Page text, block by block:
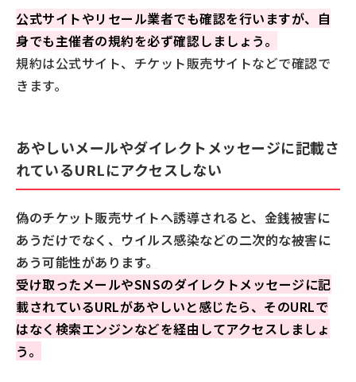
公式サイトやリセール業者でも確認を行いますが、自
身でも主催者の規約を必ず確認しましょう。
規約は公式サイト、チケット販売サイトなどで確認で
きます。
あやしいメールやダイレクトメッセージに記載さ
れているURLにアクセスしない
偽のチケット販売サイトへ誘導されると、金銭被害に
あうだけでなく、ウイルス感染などの二次的な被害に
あう可能性があります。
受け取ったメールやSNSのダイレクトメッセージに記
載されているURLがあやしいと感じたら、そのURLで
はなく検索エンジンなどを経由してアクセスしましょ
う。